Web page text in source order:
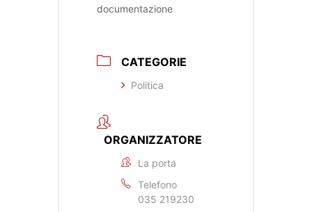
documentazione
CATEGORIE
Politica
ORGANIZZATORE
La porta
Telefono
035 219230